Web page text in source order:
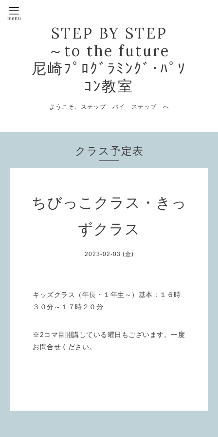
STEP BY STEP
～to the future
尼崎ﾌﾟﾛｸﾞﾗﾐﾝｸﾞ･ﾊﾟｿ
ｺﾝ教室
ようこそ、ステップ バイ ステップ へ
クラス予定表
ちびっこクラス・きっ
ずクラス
2023-02-03 (金)
キッズクラス（年長・１年生～）基本：１６時
３０分～１７時２０分
※2コマ目開講している曜日もございます。一度
お問合せください。